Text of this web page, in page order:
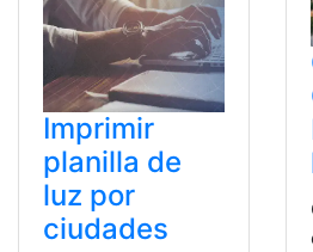
Imprimir
planilla de
luz por
ciudades